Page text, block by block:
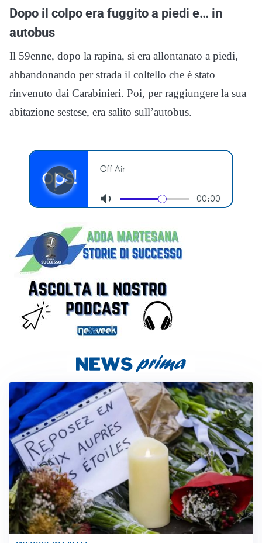
Dopo il colpo era fuggito a piedi e… in
autobus
Il 59enne, dopo la rapina, si era allontanato a piedi,
abbandonando per strada il coltello che è stato
rinvenuto dai Carabinieri. Poi, per raggiungere la sua
abitazione sestese, era salito sull’autobus.